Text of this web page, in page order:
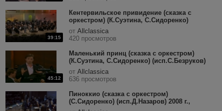
39:15
Кентервильское привидение (сказка с
оркестром) (К.Суэтина, С.Сидоренко)
(исп.А.Леонтьев) 2008 г., литературно-
музыкальная композиция
от Allclassica
420 просмотров
45:12
Маленький принц (сказка с оркестром)
(К.Суэтина, С.Сидоренко) (исп.С.Безруков)
2009 г., литературно-музыкальная
композиция
от Allclassica
636 просмотров
Пиноккио (сказка с оркестром)
(С.Сидоренко) (исп.Д.Назаров) 2008 г.,
литературно-музыкальная композиция